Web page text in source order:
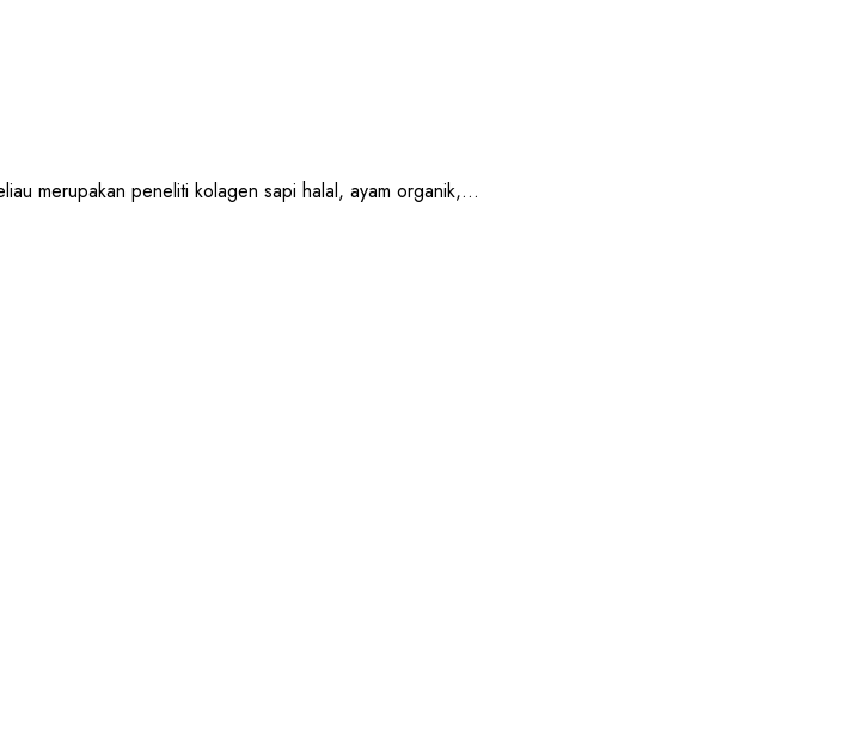
merupakan peneliti kolagen sapi halal, ayam organik,...